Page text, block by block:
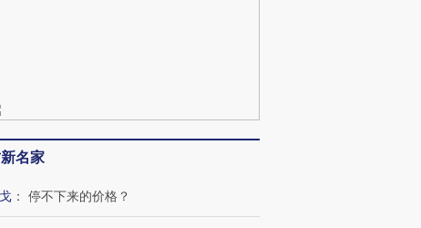
名家
： 停不下来的价格？